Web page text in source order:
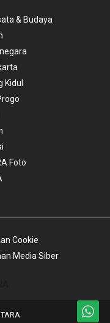
& Budaya
Kidul
Foto
Cookie
Media Siber